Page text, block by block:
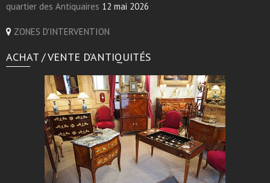
quartier des Antiquaires 12 mai 2026
ZONES D'INTERVENTION
ACHAT / VENTE D’ANTIQUITÉS